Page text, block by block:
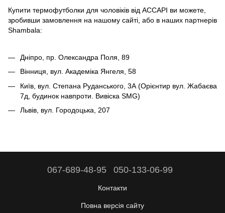
Купити термофутболки для чоловіків від ACCAPI ви можете,
зробивши замовлення на нашому сайті, або в наших партнерів
Shambala:
Дніпро, пр. Олександра Поля, 89
Вінниця, вул. Академіка Янгеля, 58
Київ, вул. Степана Руданського, 3А (Орієнтир вул. Жабаєва
7д, будинок навпроти. Вивіска SMG)
Львів, вул. Городоцька, 207
067-689-48-95 050-133-06-99
Контакти
Повна версія сайту